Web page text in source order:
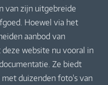
van zijn uitgebreide
Hoewel via het
aanbod van
deze website nu vooral in
Ze biedt
duizenden foto's van